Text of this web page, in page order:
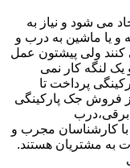
می شود و نیاز به
و یا ماشین به درب و
کنند ولی پیشتون عمل
یک لنگه کار نمی
پرداخت تا
فروش جک پارکینگی
برقی،درب
کارشناسان مجرب و
به مشتریان هستند.